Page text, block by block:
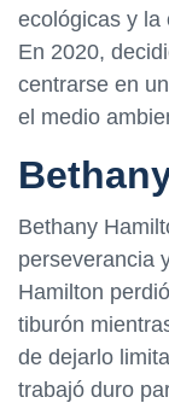
ecológicas y la
En 2020,
centrarse en
el medio
Bethany
perseverancia
Hamilton
tiburón
de dejarlo
trabajó duro